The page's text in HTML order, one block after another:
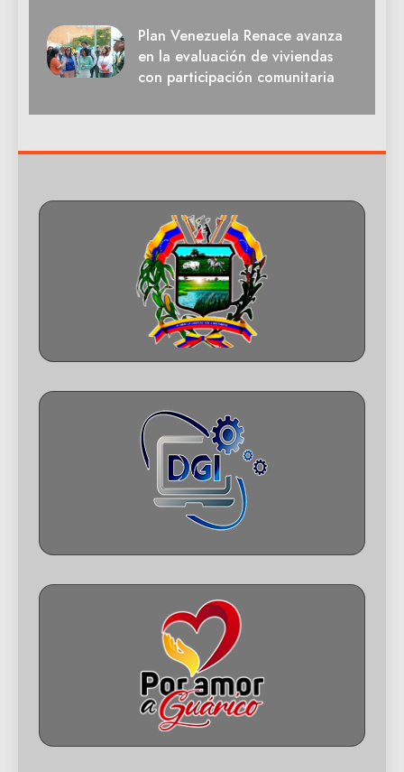
Plan Venezuela Renace avanza
en la evaluación de viviendas
con participación comunitaria